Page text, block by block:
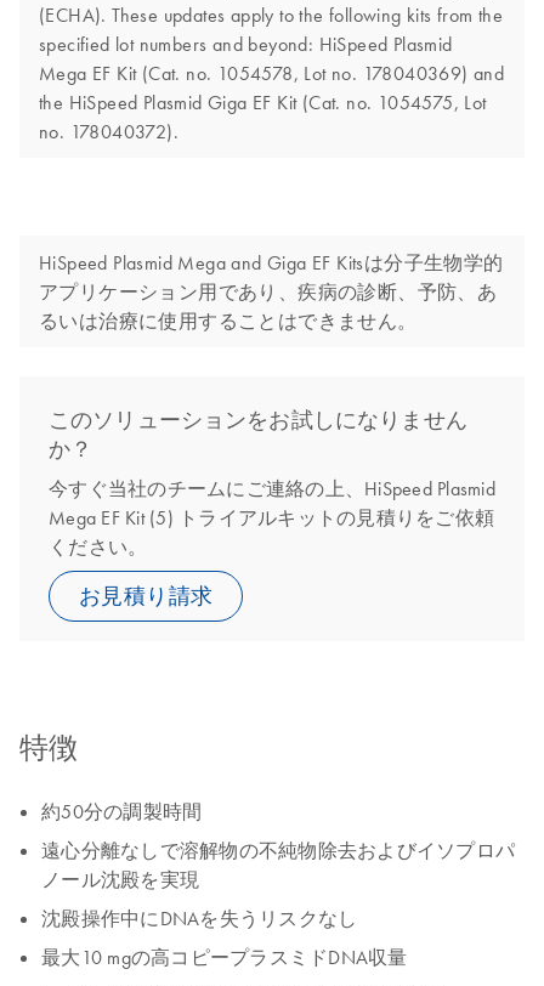
(ECHA). These updates apply to the following kits from the
specified lot numbers and beyond: HiSpeed Plasmid
Mega EF Kit (Cat. no. 1054578, Lot no. 178040369) and
the HiSpeed Plasmid Giga EF Kit (Cat. no. 1054575, Lot
no. 178040372).
HiSpeed Plasmid Mega and Giga EF Kitsは分子生物学的
アプリケーション用であり、疾病の診断、予防、あ
るいは治療に使用することはできません。
このソリューションをお試しになりません
か？
今すぐ当社のチームにご連絡の上、HiSpeed Plasmid
Mega EF Kit (5) トライアルキットの見積りをご依頼
ください。
お見積り請求
特徴
約50分の調製時間
遠心分離なしで溶解物の不純物除去およびイソプロパ
ノール沈殿を実現
沈殿操作中にDNAを失うリスクなし
最大10 mgの高コピープラスミドDNA収量